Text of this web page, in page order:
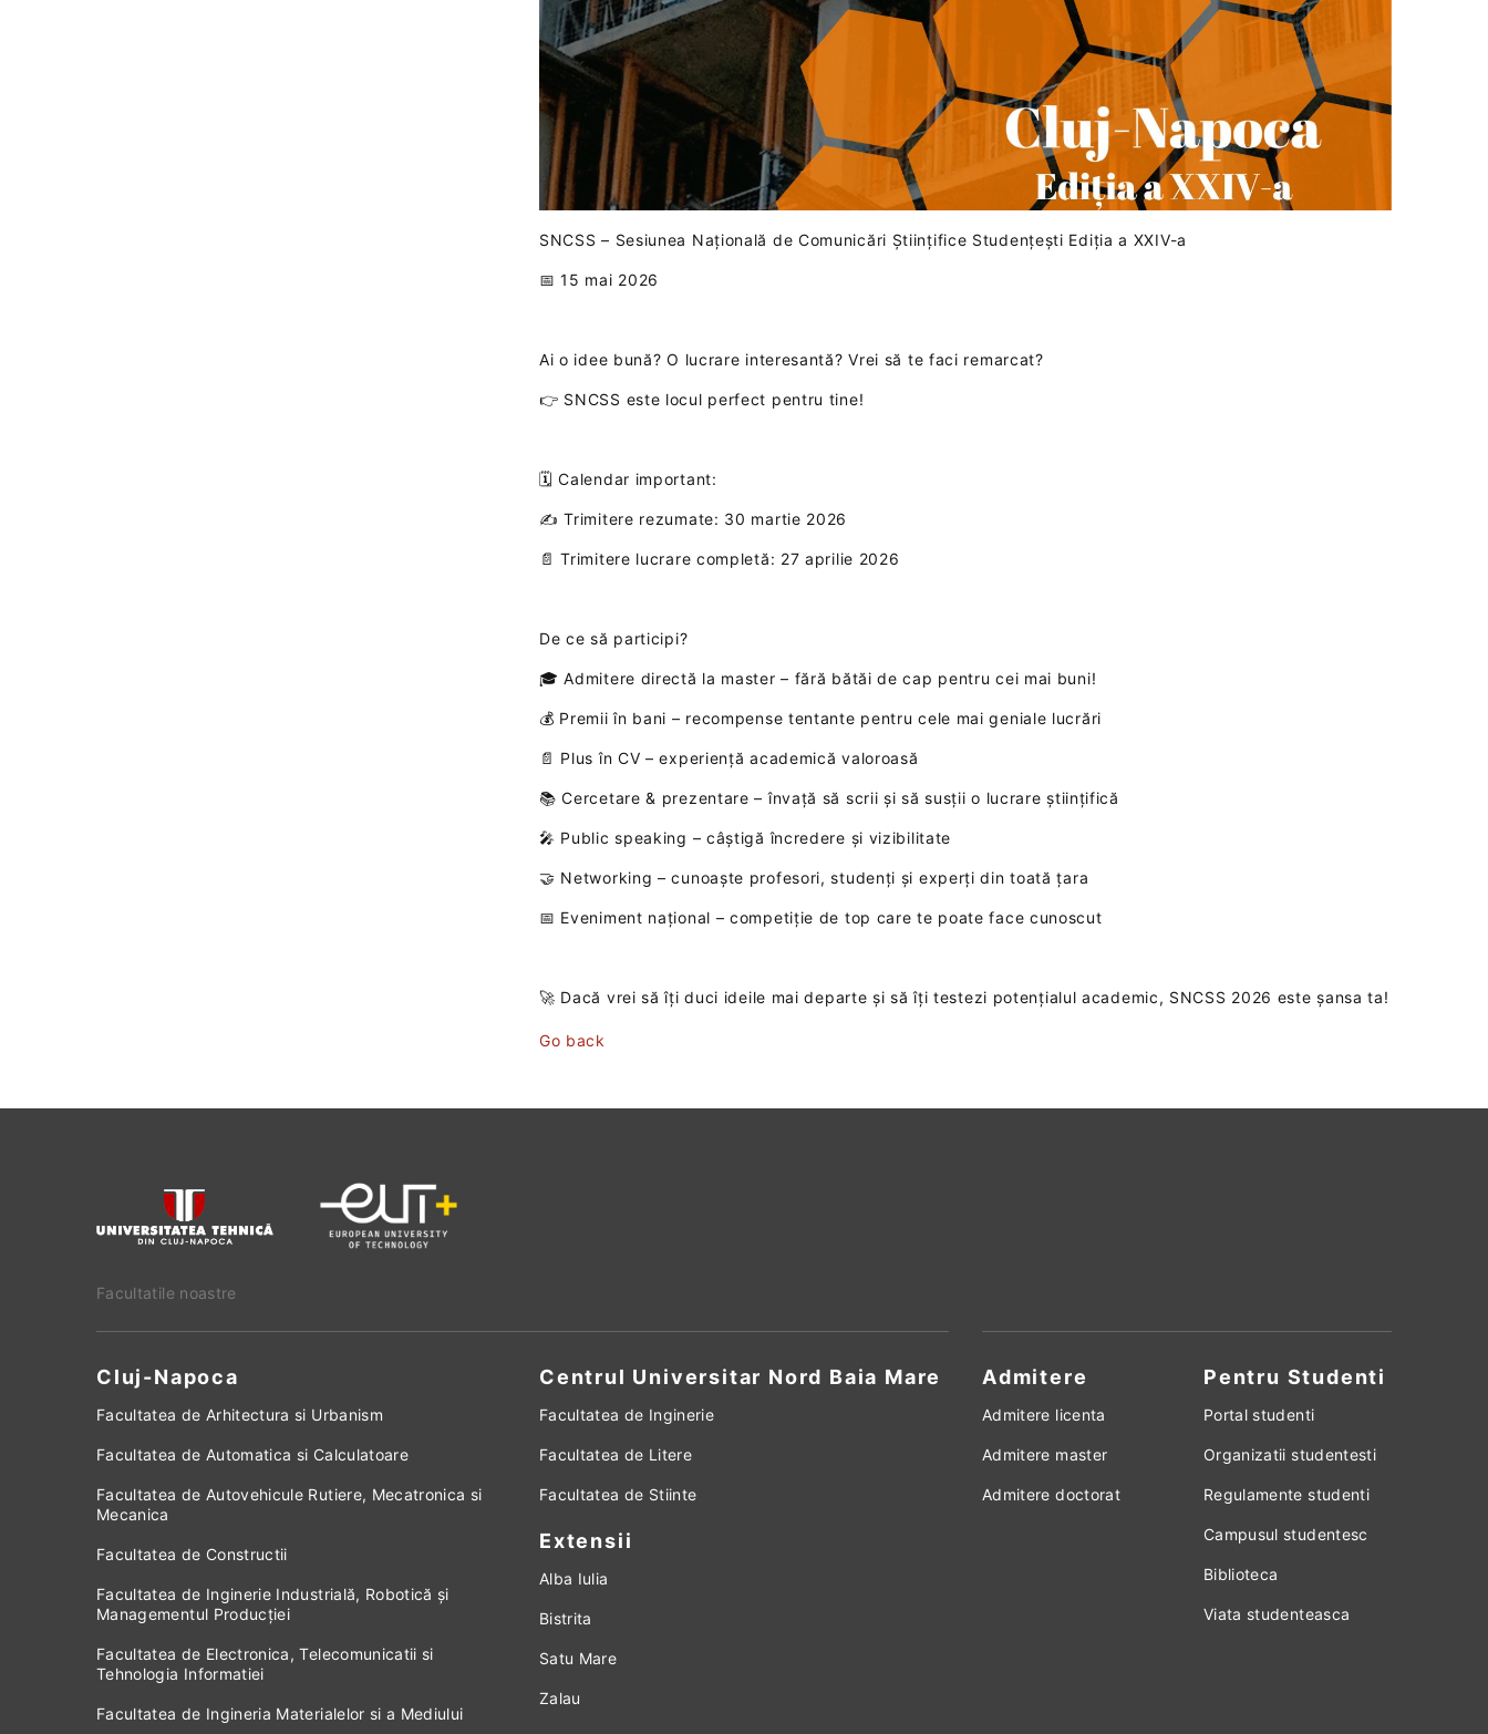
SNCSS – Sesiunea Națională de Comunicări Științifice Studențești Ediția a XXIV-a
📅 15 mai 2026
Ai o idee bună? O lucrare interesantă? Vrei să te faci remarcat?
👉 SNCSS este locul perfect pentru tine!
🗓️ Calendar important:
✍️ Trimitere rezumate: 30 martie 2026
📄 Trimitere lucrare completă: 27 aprilie 2026
De ce să participi?
🎓 Admitere directă la master – fără bătăi de cap pentru cei mai buni!
💰 Premii în bani – recompense tentante pentru cele mai geniale lucrări
📄 Plus în CV – experiență academică valoroasă
📚 Cercetare & prezentare – învață să scrii și să susții o lucrare științifică
🎤 Public speaking – câștigă încredere și vizibilitate
🤝 Networking – cunoaște profesori, studenți și experți din toată țara
📅 Eveniment național – competiție de top care te poate face cunoscut
🚀 Dacă vrei să îți duci ideile mai departe și să îți testezi potențialul academic, SNCSS 2026 este șansa ta!
Go back
Facultatile noastre
Cluj-Napoca Centrul Universitar Nord Baia Mare
Facultatea de Arhitectura si Urbanism
Facultatea de Automatica si Calculatoare
Facultatea de Autovehicule Rutiere, Mecatronica si
Mecanica
Facultatea de Constructii
Facultatea de Inginerie Industrială, Robotică și
Managementul Producției
Facultatea de Electronica, Telecomunicatii si
Tehnologia Informatiei
Facultatea de Ingineria Materialelor si a Mediului
Facultatea de Inginerie
Facultatea de Litere
Facultatea de Stiinte
Extensii
Alba Iulia
Bistrita
Satu Mare
Zalau
Admitere
Admitere licenta
Admitere master
Admitere doctorat
Pentru Studenti
Portal studenti
Organizatii studentesti
Regulamente studenti
Campusul studentesc
Biblioteca
Viata studenteasca